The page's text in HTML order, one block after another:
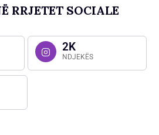
RRJETET SOCIALE
2K
NDJEKËS